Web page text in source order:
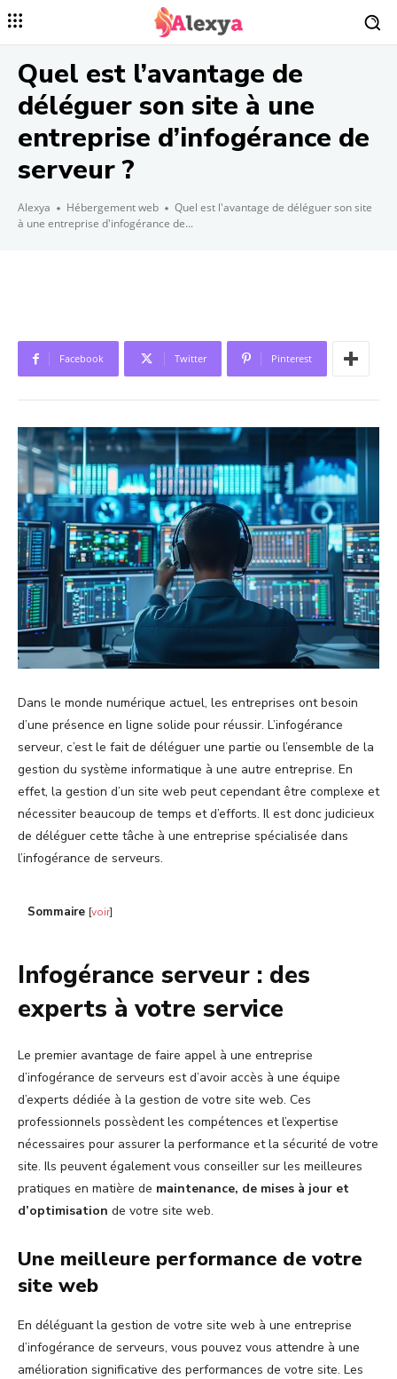
Quel est l’avantage de
déléguer son site à une
entreprise d’infogérance de
serveur ?
Alexya Hébergement web
Quel est l'avantage de déléguer son site
à une entreprise d'infogérance de...
Facebook Twitter Pinterest
Dans le monde numérique actuel, les entreprises ont besoin
d’une présence en ligne solide pour réussir. L’infogérance
serveur, c’est le fait de déléguer une partie ou l’ensemble de la
gestion du système informatique à une autre entreprise. En
effet, la gestion d’un site web peut cependant être complexe et
nécessiter beaucoup de temps et d’efforts. Il est donc judicieux
de déléguer cette tâche à une entreprise spécialisée dans
l’infogérance de serveurs.
Sommaire [voir]
Infogérance serveur : des
experts à votre service
Le premier avantage de faire appel à une entreprise
d’infogérance de serveurs est d’avoir accès à une équipe
d’experts dédiée à la gestion de votre site web. Ces
professionnels possèdent les compétences et l’expertise
nécessaires pour assurer la performance et la sécurité de votre
site. Ils peuvent également vous conseiller sur les meilleures
pratiques en matière de maintenance, de mises à jour et
d’optimisation de votre site web.
Une meilleure performance de votre
site web
En déléguant la gestion de votre site web à une entreprise
d’infogérance de serveurs, vous pouvez vous attendre à une
amélioration significative des performances de votre site. Les